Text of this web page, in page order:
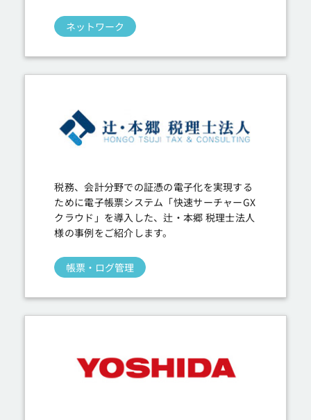
ネットワーク
税務、会計分野での証憑の電子化を実現する
ために電子帳票システム「快速サーチャーGX
クラウド」を導入した、辻・本郷 税理士法人
様の事例をご紹介します。
帳票・ログ管理